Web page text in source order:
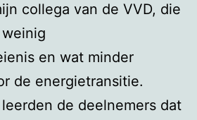
collega van de VVD, die
en wat minder
de energietransitie.
de deelnemers dat